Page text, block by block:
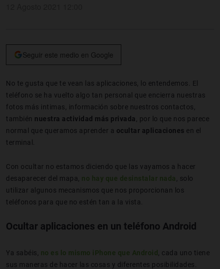
Seguir este medio en Google
No te gusta que te vean las aplicaciones, lo entendemos. El
teléfono se ha vuelto algo tan personal que encierra nuestras
fotos más intimas, información sobre nuestros contactos,
también nuestra actividad más privada , por lo que nos parece
normal que queramos aprender a ocultar aplicaciones en el
terminal.
Con ocultar no estamos diciendo que las vayamos a hacer
desaparecer del mapa, no hay que desinstalar nada
, solo
utilizar algunos mecanismos que nos proporcionan los
teléfonos para que no estén tan a la vista.
Ocultar aplicaciones en un teléfono Android
Ya sabéis, no es lo mismo iPhone que Android
, cada uno tiene
sus maneras de hacer las cosas y diferentes posibilidades.